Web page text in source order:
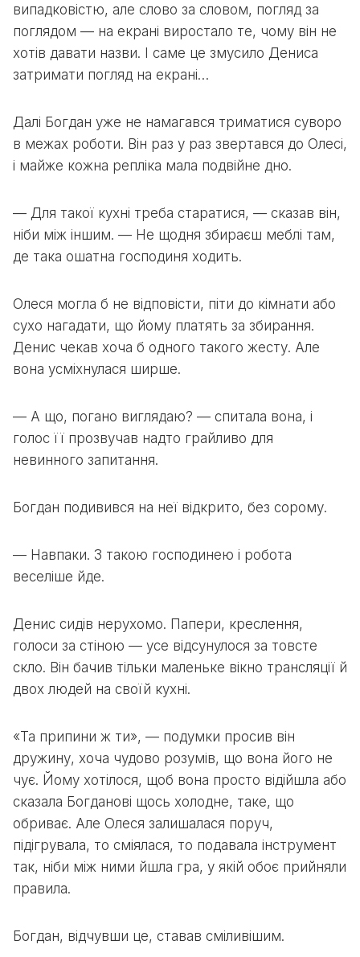
випадковістю, але слово за словом, погляд за
поглядом — на екрані виростало те, чому він не
хотів давати назви. І саме це змусило Дениса
затримати погляд на екрані…
Далі Богдан уже не намагався триматися суворо
в межах роботи. Він раз у раз звертався до Олесі,
і майже кожна репліка мала подвійне дно.
— Для такої кухні треба старатися, — сказав він,
ніби між іншим. — Не щодня збираєш меблі там,
де така ошатна господиня ходить.
Олеся могла б не відповісти, піти до кімнати або
сухо нагадати, що йому платять за збирання.
Денис чекав хоча б одного такого жесту. Але
вона усміхнулася ширше.
— А що, погано виглядаю? — спитала вона, і
голос її прозвучав надто грайливо для
невинного запитання.
Богдан подивився на неї відкрито, без сорому.
— Навпаки. З такою господинею і робота
веселіше йде.
Денис сидів нерухомо. Папери, креслення,
голоси за стіною — усе відсунулося за товсте
скло. Він бачив тільки маленьке вікно трансляції й
двох людей на своїй кухні.
«Та припини ж ти», — подумки просив він
дружину, хоча чудово розумів, що вона його не
чує. Йому хотілося, щоб вона просто відійшла або
сказала Богданові щось холодне, таке, що
обриває. Але Олеся залишалася поруч,
підігрувала, то сміялася, то подавала інструмент
так, ніби між ними йшла гра, у якій обоє прийняли
правила.
Богдан, відчувши це, ставав сміливішим.